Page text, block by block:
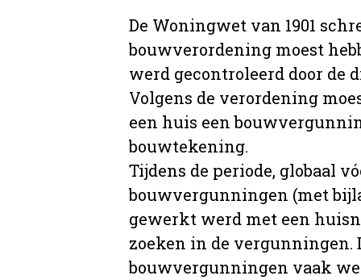
De Woningwet van 1901
bouwverordening moest
werd gecontroleerd door de
Volgens de verordening
een huis een
bouwtekening.
Tijdens de periode, globaal
bouwvergunningen (met
gewerkt werd met een
zoeken in de vergunningen.
bouwvergunningen vaak